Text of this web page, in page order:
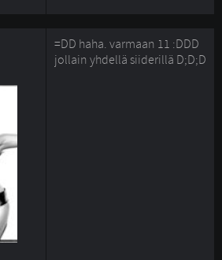
=DD haha. varmaan 11 :DDD
jollain yhdellä siiderillä D;D;D